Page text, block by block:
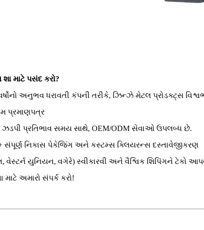
માટે પસંદ કરો?
અનુભવ ધરાવતી કંપની તરીકે, ઝિન્ઝે મેટલ પ્રોડક્ટ્સ
પ્રમાણપત્ર
પ્રતિભાવ સમય સાથે, OEM/ODM સેવાઓ ઉપલબ્ધ છે.
+ સંપૂર્ણ નિકાસ પેકેજિંગ અને કસ્ટમ્સ ક્લિયરન્સ દસ્તાવેજીકરણ
વેસ્ટર્ન યુનિયન, વગેરે) સ્વીકારવી અને વૈશ્વિક શિપિંગને ટેકો
માટે અમારો સંપર્ક કરો!